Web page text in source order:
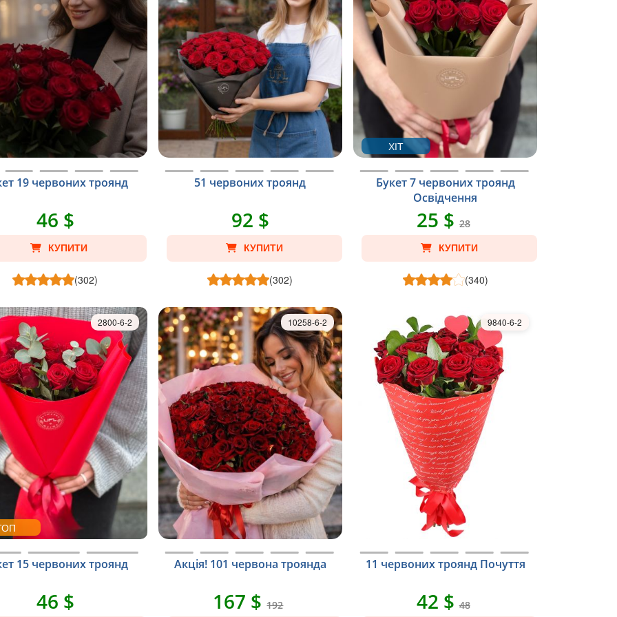
19 червоних троянд
46 $
КУПИТИ
(302)
51 червоних троянд
92 $
КУПИТИ
(302)
ХІТ
Букет 7 червоних троянд
Освідчення
25 $28
КУПИТИ
(340)
15 червоних троянд
2800-6-2
46 $
Акція! 101 червона троянда
10258-6-2
167 $192
11 червоних троянд Почуття
9840-6-2
42 $48